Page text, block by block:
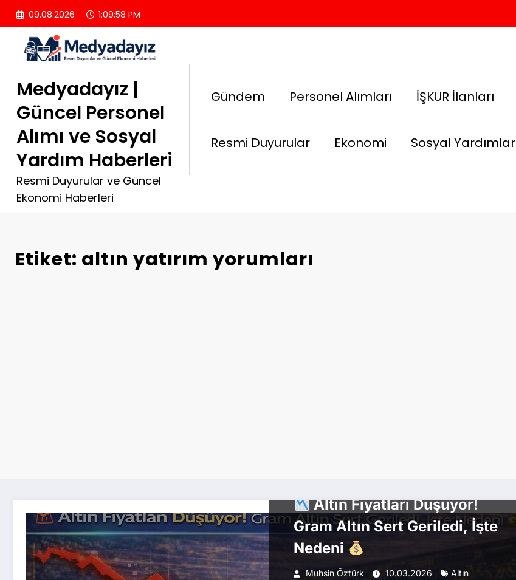
İçeriğe
atla
09.08.2026 1:09:59 PM
Medyadayız |
Güncel Personel
Alımı ve Sosyal
Yardım Haberleri
Resmi Duyurular ve Güncel
Ekonomi Haberleri
Gündem Personel Alımları İŞKUR İlanları
Resmi Duyurular Ekonomi Sosyal Yardımlar
Etiket: altın yatırım yorumları
Altın Fiyatları Düşüyor!
Gram Altın Sert Geriledi, İşte
Nedeni
Muhsin Öztürk 10.03.2026
Altın